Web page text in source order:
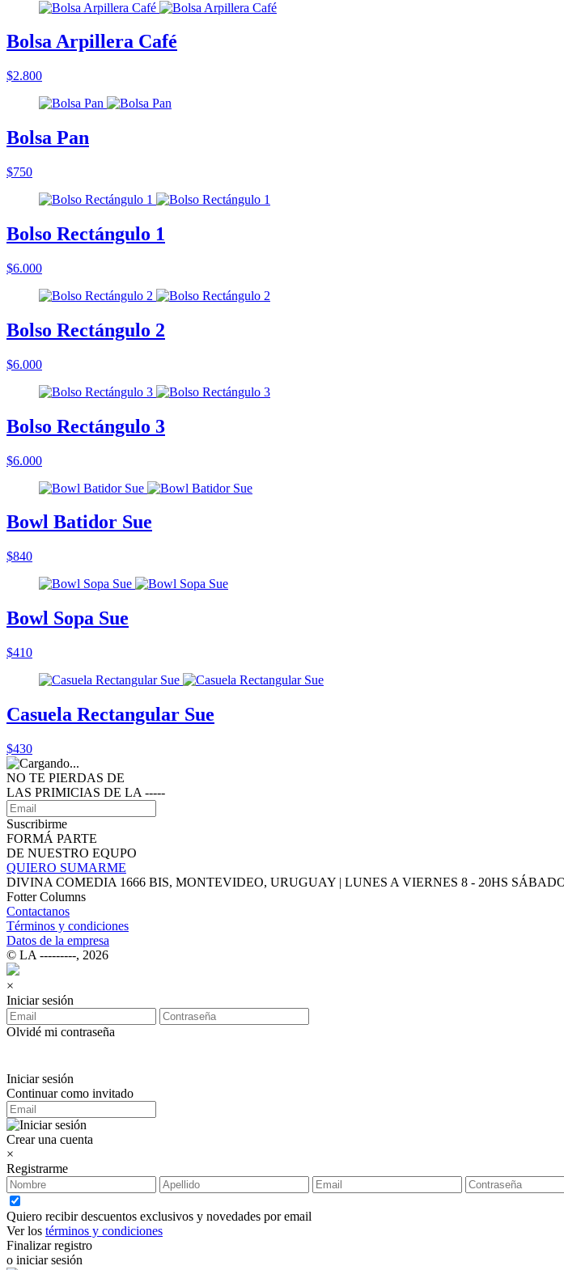
Bolsa Arpillera Café
$2.800
Bolsa Pan
$750
Bolso Rectángulo 1
$6.000
Bolso Rectángulo 2
$6.000
Bolso Rectángulo 3
$6.000
Bowl Batidor Sue
$840
Bowl Sopa Sue
$410
Casuela Rectangular Sue
$430
NO TE PIERDAS DE
LAS PRIMICIAS DE LA ‑‑‑‑‑
Suscribirme
FORMÁ PARTE
DE NUESTRO EQUPO
QUIERO SUMARME
DIVINA COMEDIA 1666 BIS, MONTEVIDEO, URUGUAY | LUNES A VIERNES 8 - 20HS
Fotter Columns
Contactanos
Términos y condiciones
Datos de la empresa
© LA ‑‑‑‑‑‑‑‑‑, 2026
×
Iniciar sesión
Olvidé mi contraseña
Iniciar sesión
Continuar como invitado
Crear una cuenta
×
Registrarme
Quiero recibir descuentos exclusivos y novedades por email
Ver los términos y condiciones
Finalizar registro
o iniciar sesión